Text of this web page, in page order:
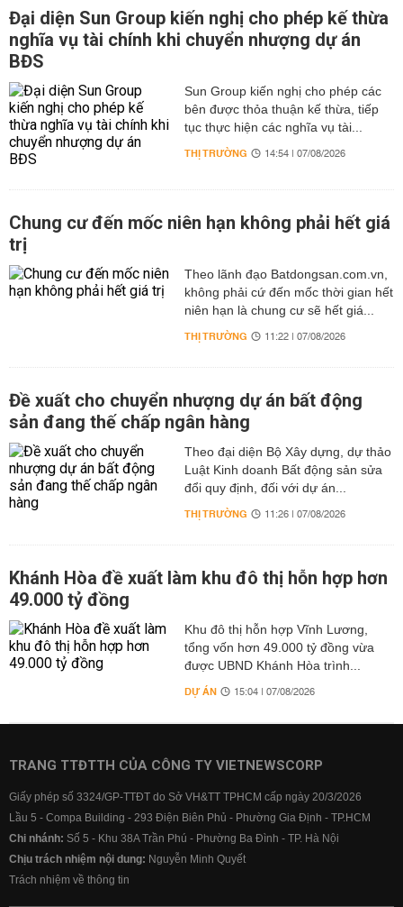
Đại diện Sun Group kiến nghị cho phép kế thừa
nghĩa vụ tài chính khi chuyển nhượng dự án
BĐS
Sun Group kiến nghị cho phép các
bên được thỏa thuận kế thừa, tiếp
tục thực hiện các nghĩa vụ tài...
THỊ TRƯỜNG 14:54 | 07/08/2026
Chung cư đến mốc niên hạn không phải hết giá
trị
Theo lãnh đạo Batdongsan.com.vn,
không phải cứ đến mốc thời gian hết
niên hạn là chung cư sẽ hết giá...
THỊ TRƯỜNG 11:22 | 07/08/2026
Đề xuất cho chuyển nhượng dự án bất động
sản đang thế chấp ngân hàng
Theo đại diện Bộ Xây dựng, dự thảo
Luật Kinh doanh Bất động sản sửa
đổi quy định, đối với dự án...
THỊ TRƯỜNG 11:26 | 07/08/2026
Khánh Hòa đề xuất làm khu đô thị hỗn hợp hơn
49.000 tỷ đồng
Khu đô thị hỗn hợp Vĩnh Lương,
tổng vốn hơn 49.000 tỷ đồng vừa
được UBND Khánh Hòa trình...
DỰ ÁN 15:04 | 07/08/2026
TRANG TTĐTTH CỦA CÔNG TY VIETNEWSCORP
Giấy phép số 3324/GP-TTĐT do Sở VH&TT TPHCM cấp ngày 20/3/2026
Lầu 5 - Compa Building - 293 Điện Biên Phủ - Phường Gia Định - TP.HCM
Chi nhánh: Số 5 - Khu 38A Trần Phú - Phường Ba Đình - TP. Hà Nội
Chịu trách nhiệm nội dung: Nguyễn Minh Quyết
Trách nhiệm về thông tin